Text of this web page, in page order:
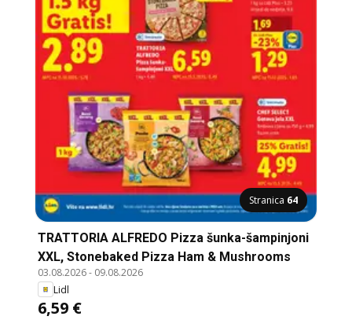
Stranica 64
TRATTORIA ALFREDO Pizza šunka-šampinjoni
XXL, Stonebaked Pizza Ham & Mushrooms
03.08.2026- 09.08.2026
Lidl
6,59 €